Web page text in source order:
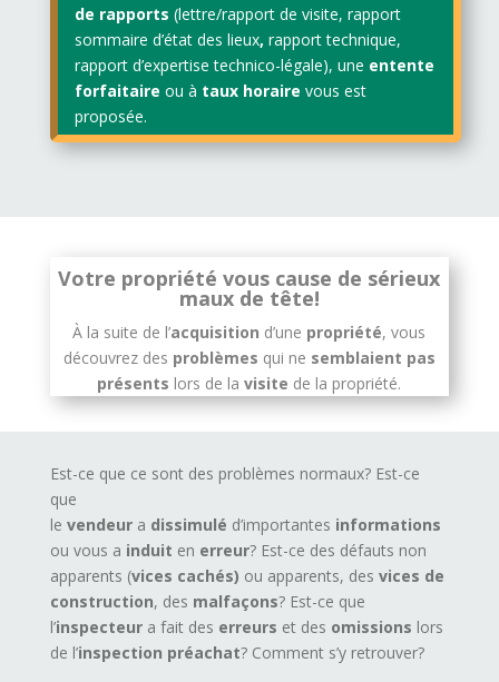
de rapports (lettre/rapport de visite, rapport
sommaire d’état des lieux, rapport technique,
rapport d’expertise technico-légale), une entente
forfaitaire ou à taux horaire vous est
proposée.
Votre propriété vous cause de sérieux
maux de tête!
À la suite de l’acquisition d’une propriété, vous
découvrez des problèmes qui ne semblaient pas
présents lors de lavisite de la propriété.
Est-ce que ce sont des problèmes normaux? Est-ce
que
le vendeur a dissimulé d’importantes informations
ou vous a induit en erreur? Est-ce des défauts non
apparents (vices cachés) ou apparents, des vices de
construction, des malfaçons? Est-ce que
l’inspecteura fait des erreurs et des omissions lors
de l’inspection préachat? Comment s’y retrouver?